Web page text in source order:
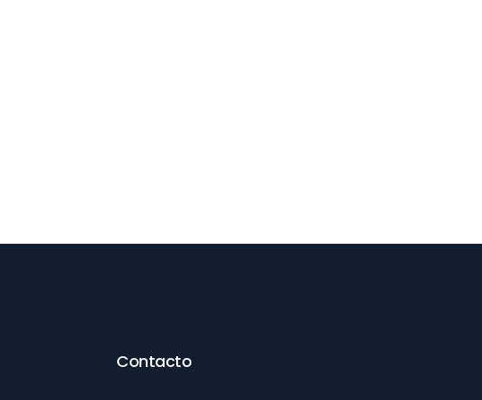
Contacto